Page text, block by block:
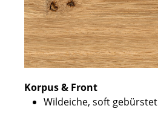
Korpus & Front
Wildeiche, soft gebürstet